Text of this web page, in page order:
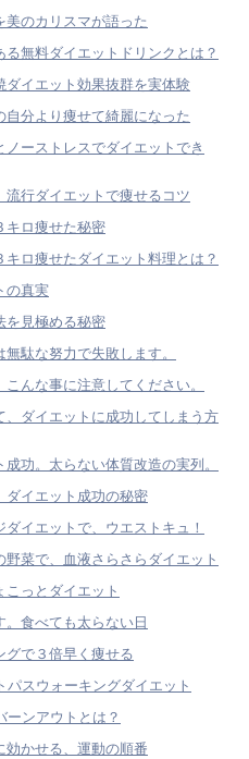
美のカリスマが語った
無料ダイエットドリンクとは？
イエット効果抜群を実体験
分より痩せて綺麗になった
ーストレスでダイエットでき
行ダイエットで痩せるコツ
キロ痩せた秘密
ロ痩せたダイエット料理とは？
の真実
を見極める秘密
駄な努力で失敗します。
んな事に注意してください。
ダイエットに成功してしまう方
功。太らない体質改造の実列。
ダイエット成功の秘密
イエットで、ウエストキュ！
菜で、血液さらさらダイエット
っとダイエット
食べても太らない日
グで３倍早く痩せる
スウォーキングダイエット
ーンアウトとは？
効かせる、運動の順番